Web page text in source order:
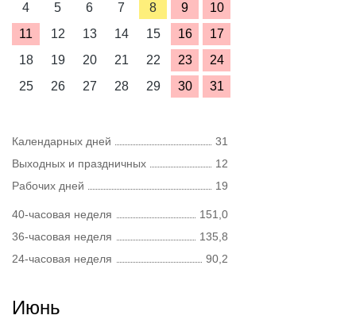
4
5 6 7 8 9
10
11
12 13 14 15 16
17
18
19 20 21 22 23
24
25
26 27 28 29 30 31
Календарных дней
31
Выходных и праздничных
12
Рабочих дней
19
40-часовая неделя
151,0
36-часовая неделя
135,8
24-часовая неделя
90,2
Июнь